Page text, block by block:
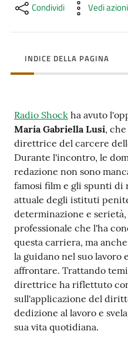
territorio
Studiare
a
Piacenza
Costruiamo
Salute
Novità
Scuole
Condividi Vedi azioni
INDICE DELLA PAGINA
Radio Shock ha avuto
Maria Gabriella Lusi,
direttrice del carcere
Durante l'incontro, le
redazione non sono
famosi film e gli spunti di
attuale degli istituti
determinazione e
professionale che l'ha
questa carriera, ma
la guidano nel suo lavoro
affrontare. Trattando
direttrice ha riflettuto
sull'applicazione del
dedizione al lavoro e
sua vita quotidiana.